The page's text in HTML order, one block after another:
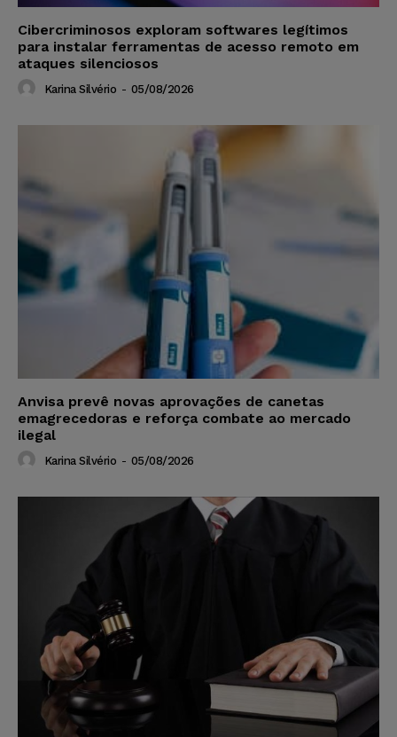
Cibercriminosos exploram softwares legítimos
para instalar ferramentas de acesso remoto em
ataques silenciosos
Karina Silvério - 05/08/2026
Anvisa prevê novas aprovações de canetas
emagrecedoras e reforça combate ao mercado
ilegal
Karina Silvério - 05/08/2026